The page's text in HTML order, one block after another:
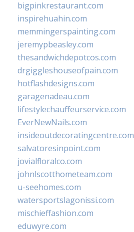
bigpinkrestaurant.com
inspirehuahin.com
memmingerspainting.com
jeremypbeasley.com
thesandwichdepotcos.com
drgiggleshouseofpain.com
hotflashdesigns.com
garagenadeau.com
lifestylechauffeurservice.com
EverNewNails.com
insideoutdecoratingcentre.com
salvatoresinpoint.com
jovialfloralco.com
johnlscotthometeam.com
u-seehomes.com
watersportslagonissi.com
mischieffashion.com
eduwyre.com